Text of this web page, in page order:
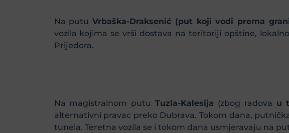
Na putuVrbaška-Draksenić (put koji vodi prema
vozila kojima se vrši dostava na teritoriji opštine,
Prijedora.
Na magistralnom putuTuzla-Kalesija (zbog radova u
alternativni pravac preko Dubrava. Tokom dana,
tunela. Teretna vozila se i tokom dana usmjeravaju na